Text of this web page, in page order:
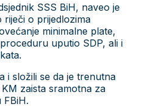
SSS BiH, naveo je
riječi o prijedlozima
minimalne plate,
uputio SDP, ali i
i složili se da je trenutna
zaista sramotna za